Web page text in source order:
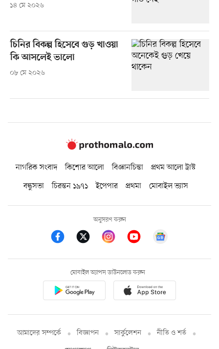
১৪ মে ২০২৬
চিনির বিকল্প হিসেবে গুড় খাওয়া
কি আসলেই ভালো
০৮ মে ২০২৬
নাগরিক সংবাদ কিশোর আলো বিজ্ঞানচিন্তা
প্রথম আলো ট্রাস্ট
বন্ধুসভা
চিরন্তন ১৯৭১ ইপেপার প্রথমা মোবাইল ভ্যাস
অনুসরণ করুন
মোবাইল অ্যাপস ডাউনলোড করুন
আমাদের সম্পর্কে বিজ্ঞাপন সার্কুলেশন
নীতি ও শর্ত